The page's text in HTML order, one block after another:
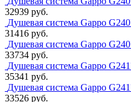
32939 руб.
Душевая система Gappo
31416 руб.
Душевая система Gappo
33734 руб.
Душевая система Gappo
35341 руб.
Душевая система Gappo
33526 руб.